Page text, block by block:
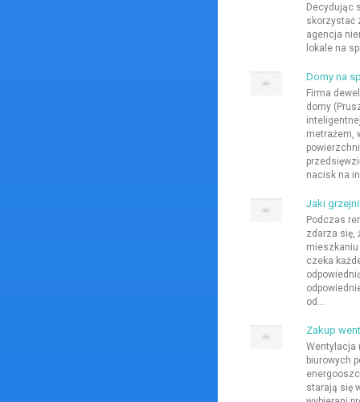
Decydując
skorzystać
agencja
lokale na
Domy na
Firma
domy
metrażem,
nacisk na
Jaki
Podczas
zdarza się,
czeka
od...
Zakup
Wentylacja
biurowych
starają się